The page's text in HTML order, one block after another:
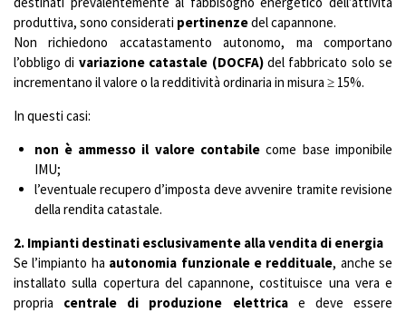
produttiva, sono considerati pertinenzedel capannone.
Non richiedono accatastamento autonomo, ma comportano
l’obbligo di variazione catastale (DOCFA)del fabbricato solo se
incrementano il valore o la redditività ordinaria in misura ≥ 15%.
In questi casi:
non è ammesso il valore contabile come base imponibile
IMU;
l’eventuale recupero d’imposta deve avvenire tramite revisione
della rendita catastale.
2. Impianti destinati esclusivamente alla vendita di energia
Se l’impianto ha autonomia funzionale e reddituale, anche se
installato sulla copertura del capannone, costituisce una vera e
propria centrale di produzione elettricae deve essere